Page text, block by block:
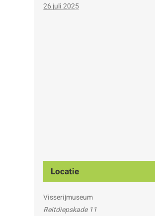
26 juli 2025
Locatie
Visserijmuseum
Reitdiepskade 11